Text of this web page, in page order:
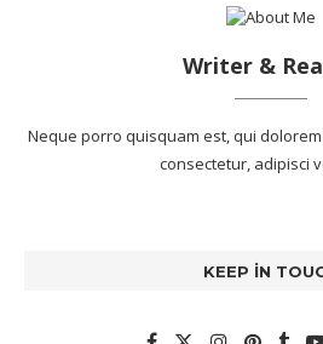
Writer &
Neque porro quisquam est, qui
consectetur, adipisci
KEEP IN